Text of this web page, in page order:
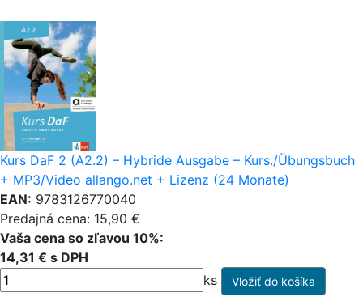
Kurs DaF 2 (A2.2) – Hybride Ausgabe – Kurs./Übungsbuch
+ MP3/Video allango.net + Lizenz (24 Monate)
EAN: 9783126770040
Predajná cena: 15,90 €
Vaša cena so zľavou 10%:
14,31 € s DPH
ks